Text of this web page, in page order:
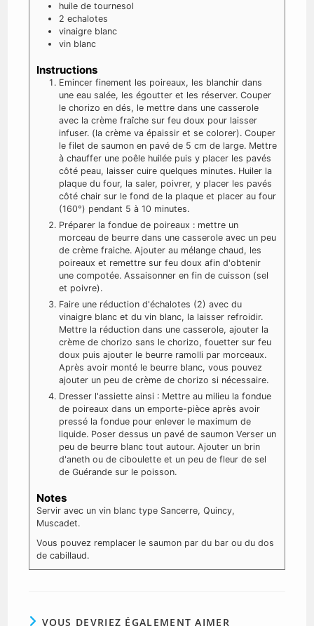
huile de tournesol
2 echalotes
vinaigre blanc
vin blanc
Instructions
Emincer finement les poireaux, les blanchir dans
une eau salée, les égoutter et les réserver. Couper
le chorizo en dés, le mettre dans une casserole
avec la crème fraîche sur feu doux pour laisser
infuser. (la crème va épaissir et se colorer). Couper
le filet de saumon en pavé de 5 cm de large. Mettre
à chauffer une poêle huilée puis y placer les pavés
côté peau, laisser cuire quelques minutes. Huiler la
plaque du four, la saler, poivrer, y placer les pavés
côté chair sur le fond de la plaque et placer au four
(160°) pendant 5 à 10 minutes.
Préparer la fondue de poireaux : mettre un
morceau de beurre dans une casserole avec un peu
de crème fraiche. Ajouter au mélange chaud, les
poireaux et remettre sur feu doux afin d'obtenir
une compotée. Assaisonner en fin de cuisson (sel
et poivre).
Faire une réduction d'échalotes (2) avec du
vinaigre blanc et du vin blanc, la laisser refroidir.
Mettre la réduction dans une casserole, ajouter la
crème de chorizo sans le chorizo, fouetter sur feu
doux puis ajouter le beurre ramolli par morceaux.
Après avoir monté le beurre blanc, vous pouvez
ajouter un peu de crème de chorizo si nécessaire.
Dresser l'assiette ainsi : Mettre au milieu la fondue
de poireaux dans un emporte-pièce après avoir
pressé la fondue pour enlever le maximum de
liquide. Poser dessus un pavé de saumon Verser un
peu de beurre blanc tout autour. Ajouter un brin
d'aneth ou de ciboulette et un peu de fleur de sel
de Guérande sur le poisson.
Notes
Servir avec un vin blanc type Sancerre, Quincy,
Muscadet.
Vous pouvez remplacer le saumon par du bar ou du dos
de cabillaud.
VOUS DEVRIEZ ÉGALEMENT AIMER